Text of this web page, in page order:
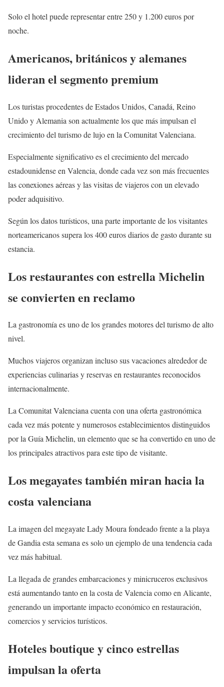
Solo el hotel puede representar entre 250 y 1.200 euros por
noche.
Americanos, británicos y alemanes
lideran el segmento premium
Los turistas procedentes de Estados Unidos, Canadá, Reino
Unido y Alemania son actualmente los que más impulsan el
crecimiento del turismo de lujo en la Comunitat Valenciana.
Especialmente significativo es el crecimiento del mercado
estadounidense en Valencia, donde cada vez son más frecuentes
las conexiones aéreas y las visitas de viajeros con un elevado
poder adquisitivo.
Según los datos turísticos, una parte importante de los visitantes
norteamericanos supera los 400 euros diarios de gasto durante su
estancia.
Los restaurantes con estrella Michelin
se convierten en reclamo
La gastronomía es uno de los grandes motores del turismo de alto
nivel.
Muchos viajeros organizan incluso sus vacaciones alrededor de
experiencias culinarias y reservas en restaurantes reconocidos
internacionalmente.
La Comunitat Valenciana cuenta con una oferta gastronómica
cada vez más potente y numerosos establecimientos distinguidos
por la Guía Michelin, un elemento que se ha convertido en uno de
los principales atractivos para este tipo de visitante.
Los megayates también miran hacia la
costa valenciana
La imagen del megayate Lady Moura fondeado frente a la playa
de Gandia esta semana es solo un ejemplo de una tendencia cada
vez más habitual.
La llegada de grandes embarcaciones y minicruceros exclusivos
está aumentando tanto en la costa de Valencia como en Alicante,
generando un importante impacto económico en restauración,
comercios y servicios turísticos.
Hoteles boutique y cinco estrellas
impulsan la oferta